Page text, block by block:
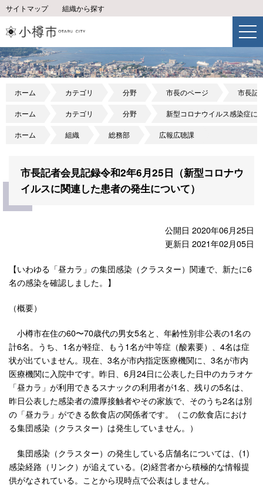
サイトマップ 組織から探す
ホーム カテゴリ 分野 市長のページ 市長記
ホーム カテゴリ 分野 新型コロナウイルス感染症に
ホーム 組織 総務部 広報広聴課
市長記者会見記録令和2年6月25日（新型コロナウ
イルスに関連した患者の発生について）
公開日 2020年06月25日
更新日 2021年02月05日
【いわゆる「昼カラ」の集団感染（クラスター）関連で、新たに6
名の感染を確認しました。】
（概要）
小樽市在住の60〜70歳代の男女5名と、年齢性別非公表の1名の
計6名。うち、1名が軽症、もう1名が中等症（酸素要）、4名は症
状が出ていません。現在、3名が市内指定医療機関に、3名が市内
医療機関に入院中です。昨日、6月24日に公表した日中のカラオケ
「昼カラ」が利用できるスナックの利用者が1名、残りの5名は、
昨日公表した感染者の濃厚接触者やその家族で、そのうち2名は別
の「昼カラ」ができる飲食店の関係者です。（この飲食店におけ
る集団感染（クラスター）は発生していません。）
集団感染（クラスター）の発生している店舗名については、(1)
感染経路（リンク）が追えている。(2)経営者から積極的な情報提
供がなされている。ことから現時点で公表はしません。